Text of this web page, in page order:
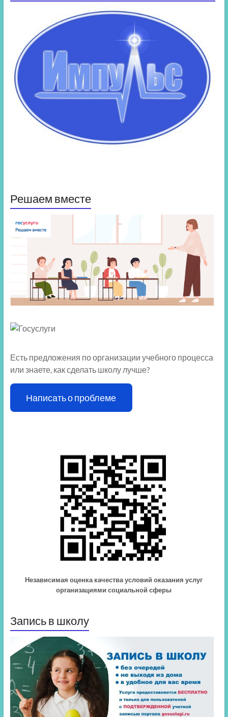
Решаем вместе
Есть предложения по организации учебного процесса
или знаете, как сделать школу лучше?
Написать о проблеме
Независимая оценка качества условий оказания услуг
организациями социальной сферы
Запись в школу